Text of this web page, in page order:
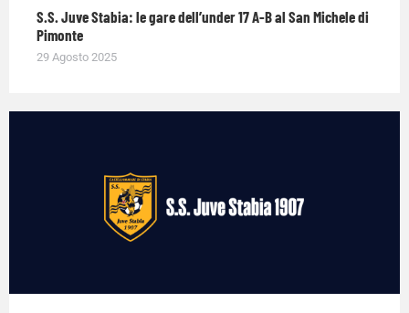
S.S. Juve Stabia: le gare dell’under 17 A-B al San Michele di
Pimonte
29 Agosto 2025